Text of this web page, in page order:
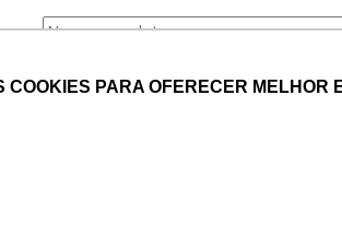
COOKIES PARA OFERECER MELHOR
COOKIES PARA OFERECER MELHOR
DECLARO QUE ESTOU DE